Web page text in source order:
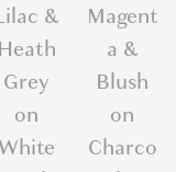
&
Heath
Grey
on
Magent
a &
Blush
on
Charco